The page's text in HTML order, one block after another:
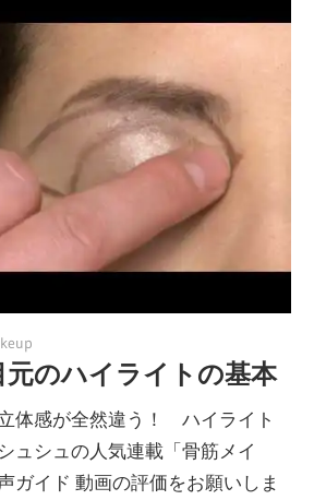
のハイライトの基本
体感が全然違う！ ハイライト
ュシュの人気連載「骨筋メイ
ガイド 動画の評価をお願いしま